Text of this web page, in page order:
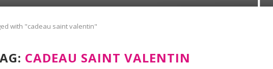
with "cadeau saint valentin"
CADEAU SAINT VALENTIN